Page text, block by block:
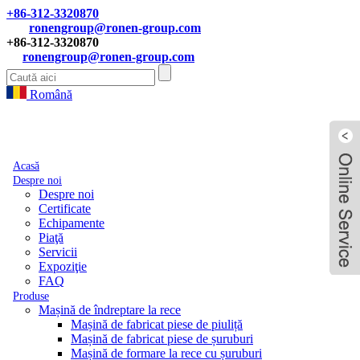
+86-312-3320870
ronengroup@ronen-group.com
+86-312-3320870
ronengroup@ronen-group.com
Română
Acasă
Despre noi
Despre noi
Certificate
Echipamente
Piaţă
Servicii
Expoziţie
FAQ
Produse
Mașină de îndreptare la rece
Mașină de fabricat piese de piuliță
Mașină de fabricat piese de șuruburi
Mașină de formare la rece cu șuruburi